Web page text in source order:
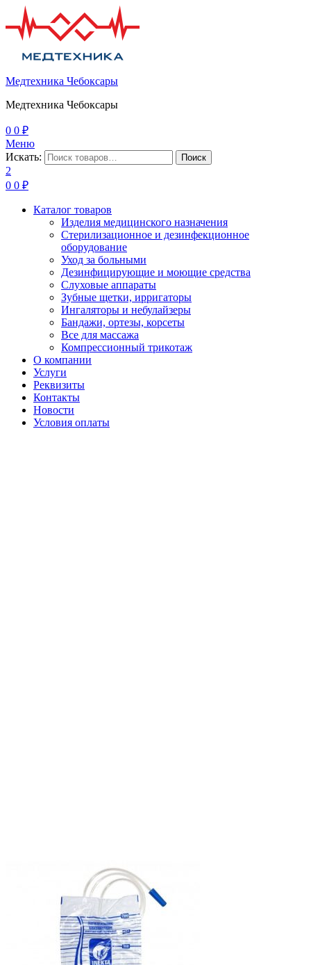
Медтехника Чебоксары
Медтехника Чебоксары
0 0 ₽
Меню
Искать:
Поиск
2
0 0 ₽
Каталог товаров
Изделия медицинского назначения
Стерилизационное и дезинфекционное
оборудование
Уход за больными
Дезинфицирующие и моющие средства
Слуховые аппараты
Зубные щетки, ирригаторы
Ингаляторы и небулайзеры
Бандажи, ортезы, корсеты
Все для массажа
Компрессионный трикотаж
О компании
Услуги
Реквизиты
Контакты
Новости
Условия оплаты